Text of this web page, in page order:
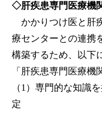
◇肝疾患専門医療機
かかりつけ医と肝
療センターとの連携
構築するため、以下
「肝疾患専門医療機
（1）専門的な知識
定